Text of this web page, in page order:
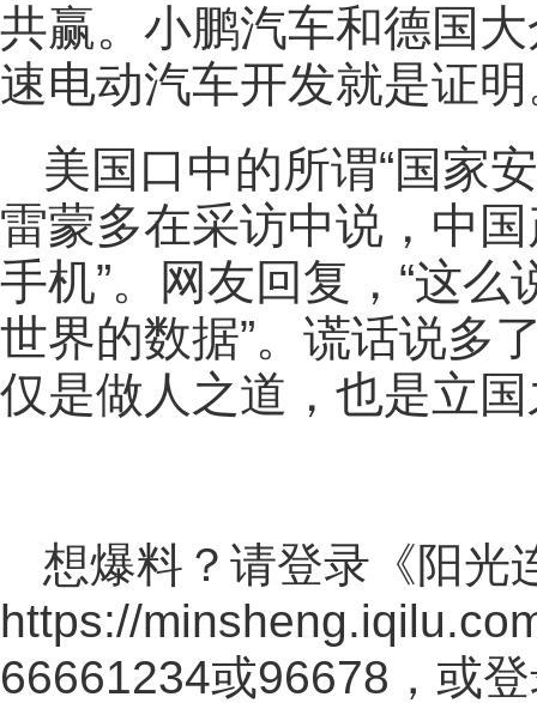
共赢。小鹏汽车和德国
速电动汽车开发就是证
美国口中的所谓“国家
雷蒙多在采访中说，中
手机”。网友回复，“这
世界的数据”。谎话说多
仅是做人之道，也是立
想爆料？请登录《阳光
https://
66661234或96678，或